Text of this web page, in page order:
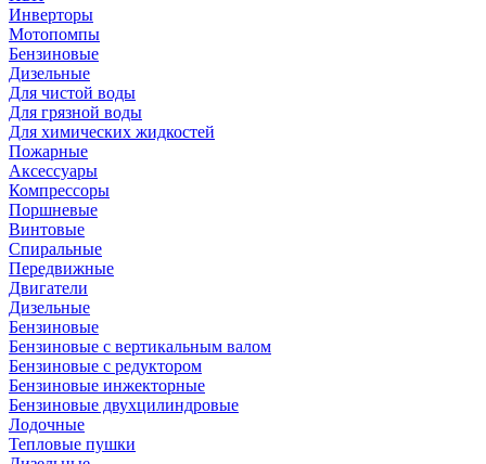
Инверторы
Мотопомпы
Бензиновые
Дизельные
Для чистой воды
Для грязной воды
Для химических жидкостей
Пожарные
Аксессуары
Компрессоры
Поршневые
Винтовые
Спиральные
Передвижные
Двигатели
Дизельные
Бензиновые
Бензиновые с вертикальным валом
Бензиновые с редуктором
Бензиновые инжекторные
Бензиновые двухцилиндровые
Лодочные
Тепловые пушки